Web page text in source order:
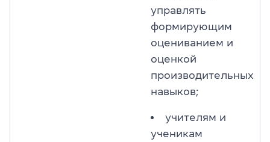
управлять
формирующим
оцениванием и
оценкой
производительных
навыков;
учителям и
ученикам